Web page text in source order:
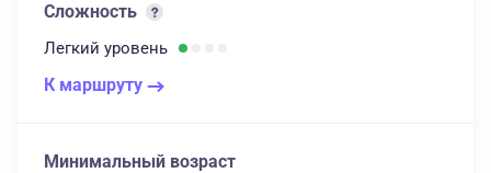
Сложность
Легкий уровень
К маршруту
Минимальный возраст